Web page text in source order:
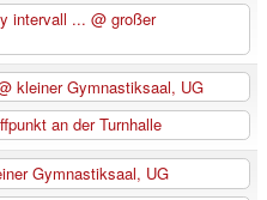
intervall ... @ großer
kleiner Gymnastiksaal, UG
an der Turnhalle
Gymnastiksaal, UG